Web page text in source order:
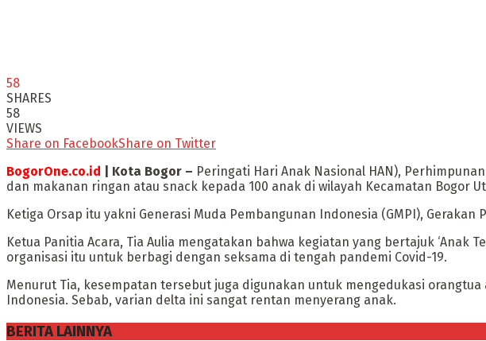
58
SHARES
58
VIEWS
Share on FacebookShare on Twitter
BogorOne.co.id | Kota Bogor – Peringati Hari Anak Nasional HAN),
dan makanan ringan atau snack kepada 100 anak di wilayah Kecamatan Bogor
Ketiga Orsap itu yakni Generasi Muda Pembangunan Indonesia (GMPI), Gerakan
Ketua Panitia Acara, Tia Aulia mengatakan bahwa kegiatan yang bertajuk
organisasi itu untuk berbagi dengan seksama di tengah pandemi Covid-19.
Menurut Tia, kesempatan tersebut juga digunakan untuk mengedukasi
Indonesia. Sebab, varian delta ini sangat rentan menyerang anak.
BERITA LAINNYA